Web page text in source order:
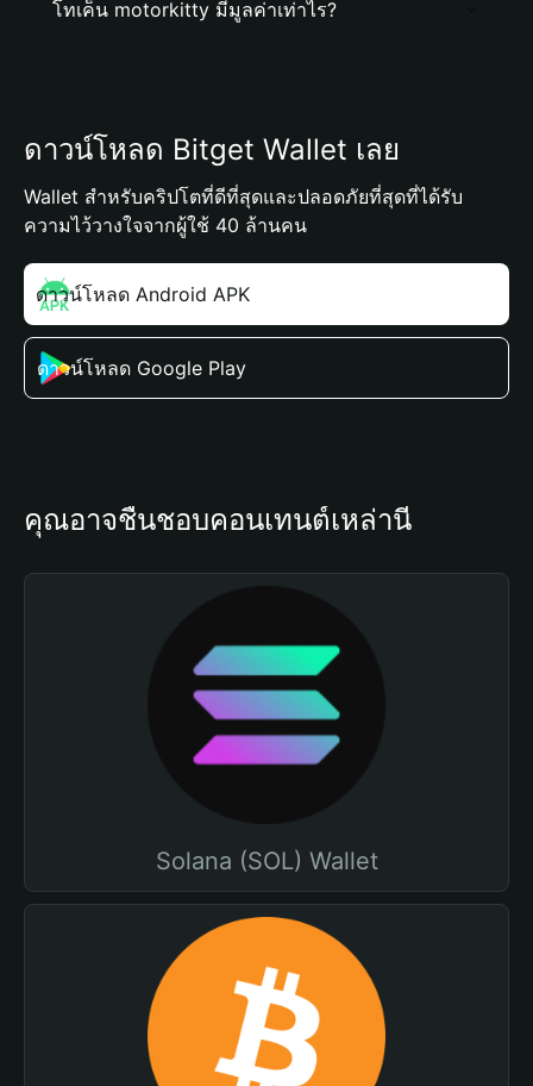
โทเค็น motorkitty มีมูลค่าเท่าไร?
ดาวน์โหลด Bitget Wallet เลย
Wallet สำหรับคริปโตที่ดีที่สุดและปลอดภัยที่สุดที่ได้รับ
ความไว้วางใจจากผู้ใช้ 40 ล้านคน
ดาวน์โหลด Android APK
ดาวน์โหลด Google Play
คุณอาจชื่นชอบคอนเทนต์เหล่านี้
Solana (SOL) Wallet